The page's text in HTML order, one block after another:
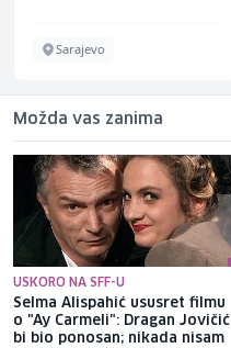
Sarajevo
Možda vas zanima
USKORO NA SFF-U
Selma Alispahić ususret filmu
o "Ay Carmeli": Dragan Jovičić
bi bio ponosan; nikada nisam